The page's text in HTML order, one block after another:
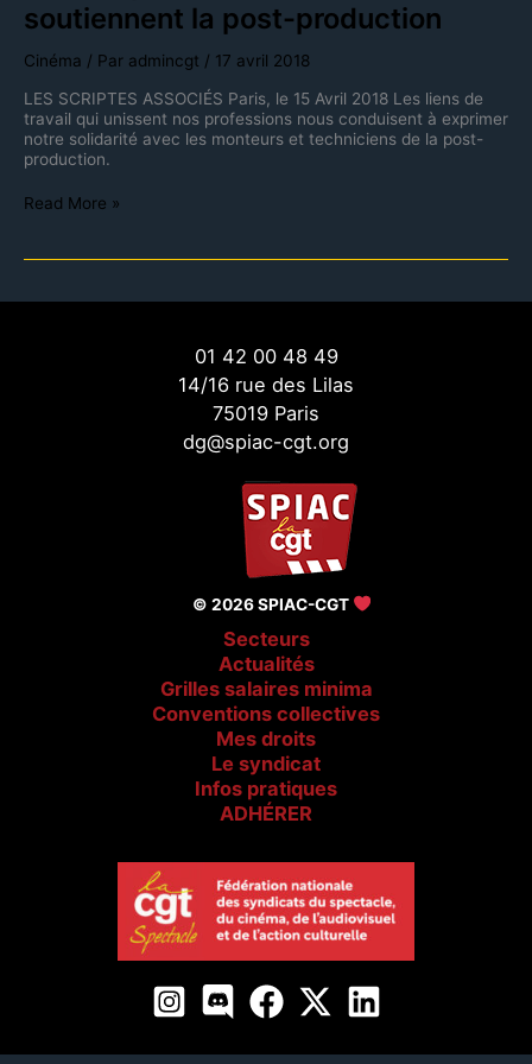
soutiennent la post-production
Cinéma / Par admincgt / 17 avril 2018
LES SCRIPTES ASSOCIÉS Paris, le 15 Avril 2018 Les liens de
travail qui unissent nos professions nous conduisent à exprimer
notre solidarité avec les monteurs et techniciens de la post-
production.
Read More »
01 42 00 48 49
14/16 rue des Lilas
75019 Paris
dg@spiac-cgt.org
© 2026 SPIAC-CGT
Secteurs
Actualités
Grilles salaires minima
Conventions collectives
Mes droits
Le syndicat
Infos pratiques
ADHÉRER